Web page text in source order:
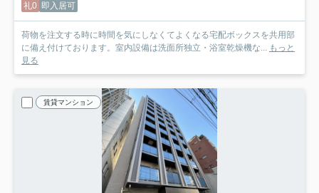
礼0 即入居可
荷物を注文する時に時間を気にしなくてよくなる宅配ボックスを共用部
に備え付けております。室内設備は洗面所独立・浴室乾燥機な... もっと
見る
賃貸マンション